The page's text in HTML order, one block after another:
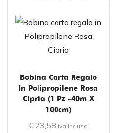
Bobina Carta Regalo
In Polipropilene Rosa
Cipria (1 Pz -40m X
100cm)
€ 23,58 iva inclusa